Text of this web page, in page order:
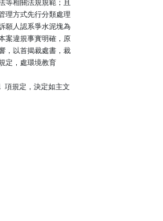
等相關法規規範；且
理方式先行分類處理
願人認系爭水泥塊為
案違規事實明確，原
，以首揭裁處書，裁
規定，處環境教育
項規定，決定如主文